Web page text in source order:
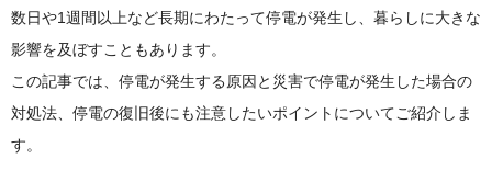
数日や1週間以上など長期にわたって停電が発生し、暮らしに大きな
影響を及ぼすこともあります。
この記事では、停電が発生する原因と災害で停電が発生した場合の
対処法、停電の復旧後にも注意したいポイントについてご紹介しま
す。